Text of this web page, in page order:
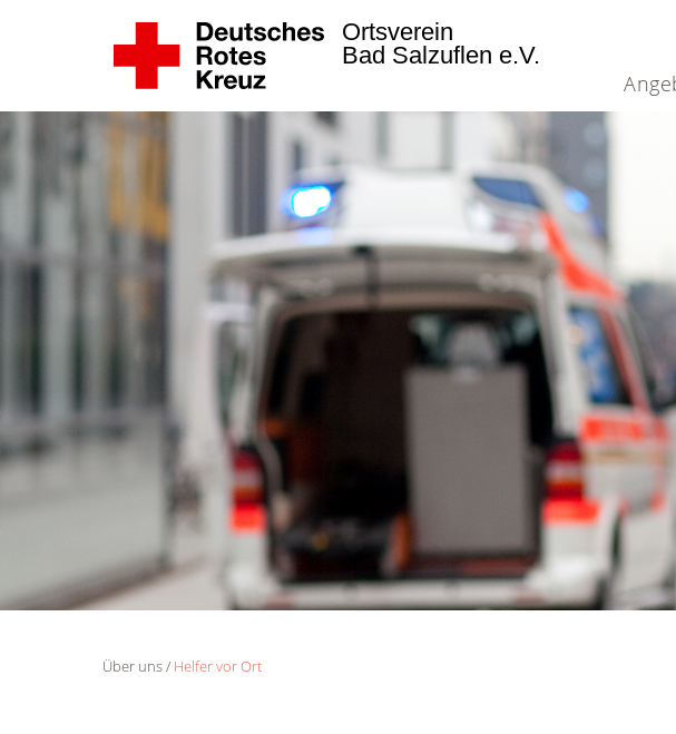
Ortsverein
Bad Salzuflen e.V.
Über uns Helfer vor Ort